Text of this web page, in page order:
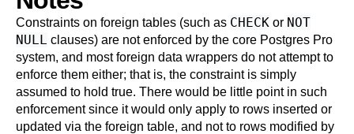
Constraints on foreign tables (such as CHECK or NOT
NULL clauses) are not enforced by the core Postgres Pro
system, and most foreign data wrappers do not attempt to
enforce them either; that is, the constraint is simply
assumed to hold true. There would be little point in such
enforcement since it would only apply to rows inserted or
updated via the foreign table, and not to rows modified by